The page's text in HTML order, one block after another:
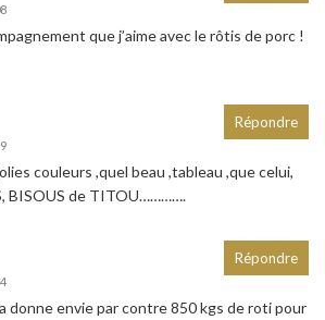
que j’aime avec le rôtis de porc !
couleurs ,quel beau ,tableau ,que celui,
BISOUS de TITOU………….
Répondre
donne envie par contre 850 kgs de roti pour
Répondre